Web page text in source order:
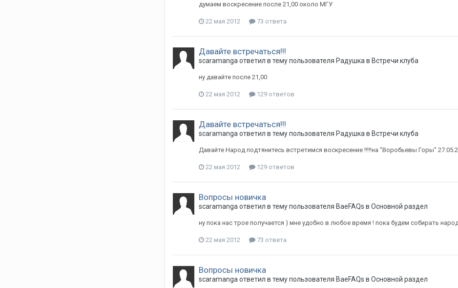
думаем воскресение после 21,00 около МГУ
22 мая 2012 73 ответа
Давайте встречаться!!!
scaramanga ответил в тему пользователя Радушка в Встречи клуба
ну давайте после 21,00
22 мая 2012 129 ответов
Давайте встречаться!!!
scaramanga ответил в тему пользователя Радушка в Встречи клуба
Давайте Народ подтянитесь встретимся воскресение !!!!!на "Воробьевы Горы"
22 мая 2012 129 ответов
Вопросы новичка
scaramanga ответил в тему пользователя BaeFAQs в Основной раздел
ну пока нас трое получается ) мне удобно в любое время ! пока будем собирать
22 мая 2012 73 ответа
Вопросы новичка
scaramanga ответил в тему пользователя BaeFAQs в Основной раздел